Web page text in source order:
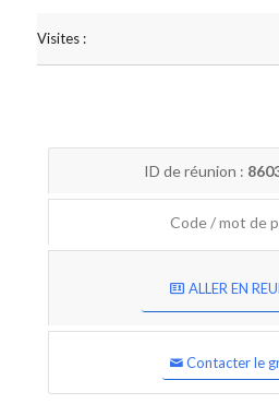
Visites :
ID de réunion :
Code / mot de
ALLER EN
Contacter le